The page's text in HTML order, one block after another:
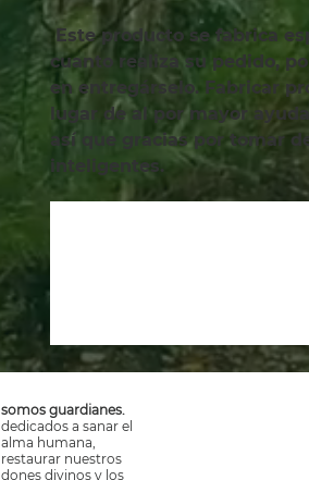
Este producto se fabrica especialmente para usted en
cuanto realiza su pedido,
en entregárselo. Fabricar
lugar de al por mayor
así que gracias por tomar
inteligentes.
somos guardianes.
dedicados a sanar el
alma humana,
restaurar nuestros
dones divinos y los